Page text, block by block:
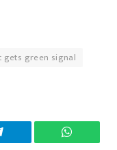
green signal